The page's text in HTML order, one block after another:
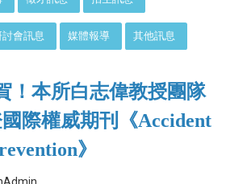
會訊息 媒體報導 其他訊息
！本所白志偉教授團隊
際權威期刊《Accident
》